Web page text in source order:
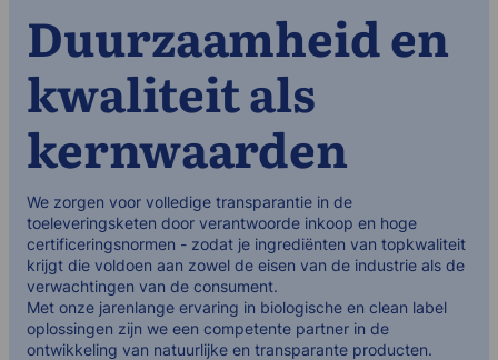
Duurzaamheid en
kwaliteit als
kernwaarden
We zorgen voor volledige transparantie in de
toeleveringsketen door verantwoorde inkoop en hoge
certificeringsnormen - zodat je ingrediënten van topkwaliteit
krijgt die voldoen aan zowel de eisen van de industrie als de
verwachtingen van de consument.
Met onze jarenlange ervaring in biologische en clean label
oplossingen zijn we een competente partner in de
ontwikkeling van natuurlijke en transparante producten.